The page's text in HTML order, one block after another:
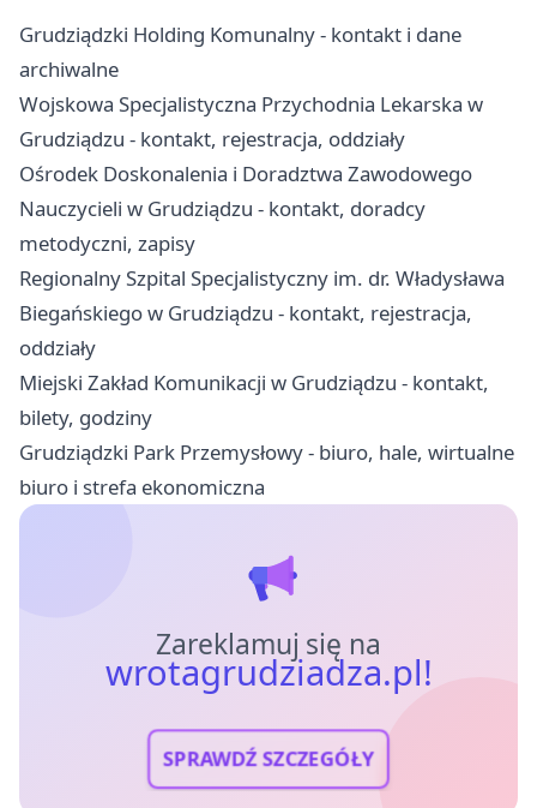
Grudziądzki Holding Komunalny - kontakt i dane
archiwalne
Wojskowa Specjalistyczna Przychodnia Lekarska w
Grudziądzu - kontakt, rejestracja, oddziały
Ośrodek Doskonalenia i Doradztwa Zawodowego
Nauczycieli w Grudziądzu - kontakt, doradcy
metodyczni, zapisy
Regionalny Szpital Specjalistyczny im. dr. Władysława
Biegańskiego w Grudziądzu - kontakt, rejestracja,
oddziały
Miejski Zakład Komunikacji w Grudziądzu - kontakt,
bilety, godziny
Grudziądzki Park Przemysłowy - biuro, hale, wirtualne
biuro i strefa ekonomiczna
Zareklamuj się na
wrotagrudziadza.pl!
SPRAWDŹ SZCZEGÓŁY